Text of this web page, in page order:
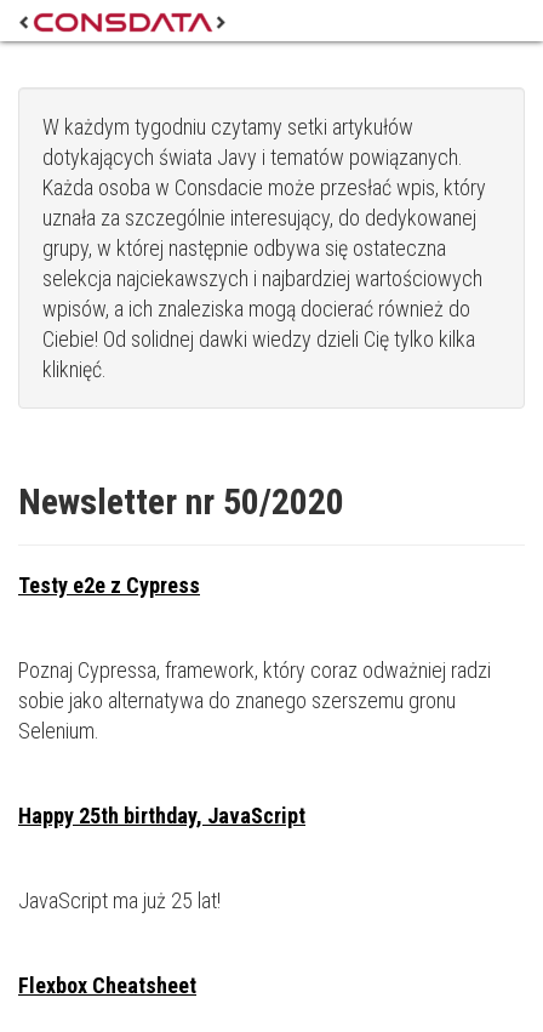
W każdym tygodniu czytamy setki artykułów
dotykających świata Javy i tematów powiązanych.
Każda osoba w Consdacie może przesłać wpis, który
uznała za szczególnie interesujący, do dedykowanej
grupy, w której następnie odbywa się ostateczna
selekcja najciekawszych i najbardziej wartościowych
wpisów, a ich znaleziska mogą docierać również do
Ciebie! Od solidnej dawki wiedzy dzieli Cię tylko kilka
kliknięć.
Newsletter nr 50/2020
Testy e2e z Cypress
Poznaj Cypressa, framework, który coraz odważniej radzi
sobie jako alternatywa do znanego szerszemu gronu
Selenium.
Happy 25th birthday, JavaScript
JavaScript ma już 25 lat!
Flexbox Cheatsheet